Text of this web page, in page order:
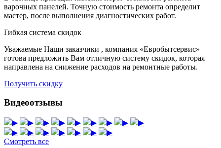
варочных панелей. Точную стоимость ремонта определит
мастер, после выполнения диагностических работ.
Гибкая система скидок
Уважаемые Наши заказчики , компания «Евробытсервис»
готова предложить Вам отличную систему скидок, которая
направлена на снижение расходов на ремонтные работы.
Получить скидку
Видеоотзывы
▶ ▶ ▶ ▶ ▶ ▶ ▶ ▶
▶
▶
▶ ▶ ▶ ▶ ▶
▶
Смотреть все